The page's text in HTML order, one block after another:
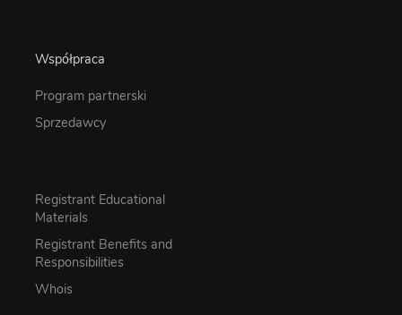
Współpraca
Program partnerski
Sprzedawcy
Registrant Educational
Materials
Registrant Benefits and
Responsibilities
Whois